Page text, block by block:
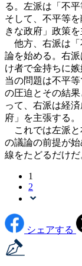
る。左派は「不
そして、不平等
きな政府」政策を
他方、右派は「
論を始める。右
け者で金持ちに
当の問題は不平
の圧迫とその結
って、右派は経
府」を主張する。
これでは左派と
の議論の前提が
線をたどるだけだ
1
2
シェアする